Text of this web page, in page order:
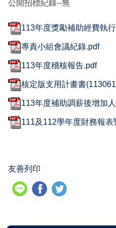
公開招標紀錄--無
113年度獎勵補助經費執
專責小組會議紀錄.pdf
113年度稽核報告.pdf
核定版支用計畫書
113年度補助調薪後增加
111及112學年度財務報
友善列印